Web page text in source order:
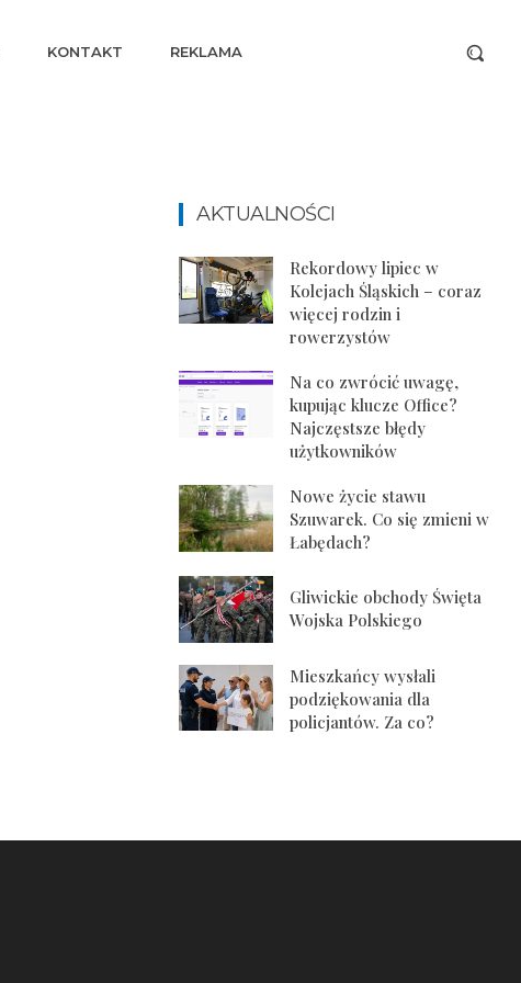
KONTAKT REKLAMA
AKTUALNOŚCI
Rekordowy lipiec w
Kolejach Śląskich – coraz
więcej rodzin i
rowerzystów
Na co zwrócić uwagę,
kupując klucze Office?
Najczęstsze błędy
użytkowników
Nowe życie stawu
Szuwarek. Co się zmieni w
Łabędach?
Gliwickie obchody Święta
Wojska Polskiego
Mieszkańcy wysłali
podziękowania dla
policjantów. Za co?